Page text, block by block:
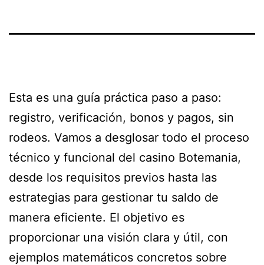
Esta es una guía práctica paso a paso:
registro, verificación, bonos y pagos, sin
rodeos. Vamos a desglosar todo el proceso
técnico y funcional del casino Botemania,
desde los requisitos previos hasta las
estrategias para gestionar tu saldo de
manera eficiente. El objetivo es
proporcionar una visión clara y útil, con
ejemplos matemáticos concretos sobre